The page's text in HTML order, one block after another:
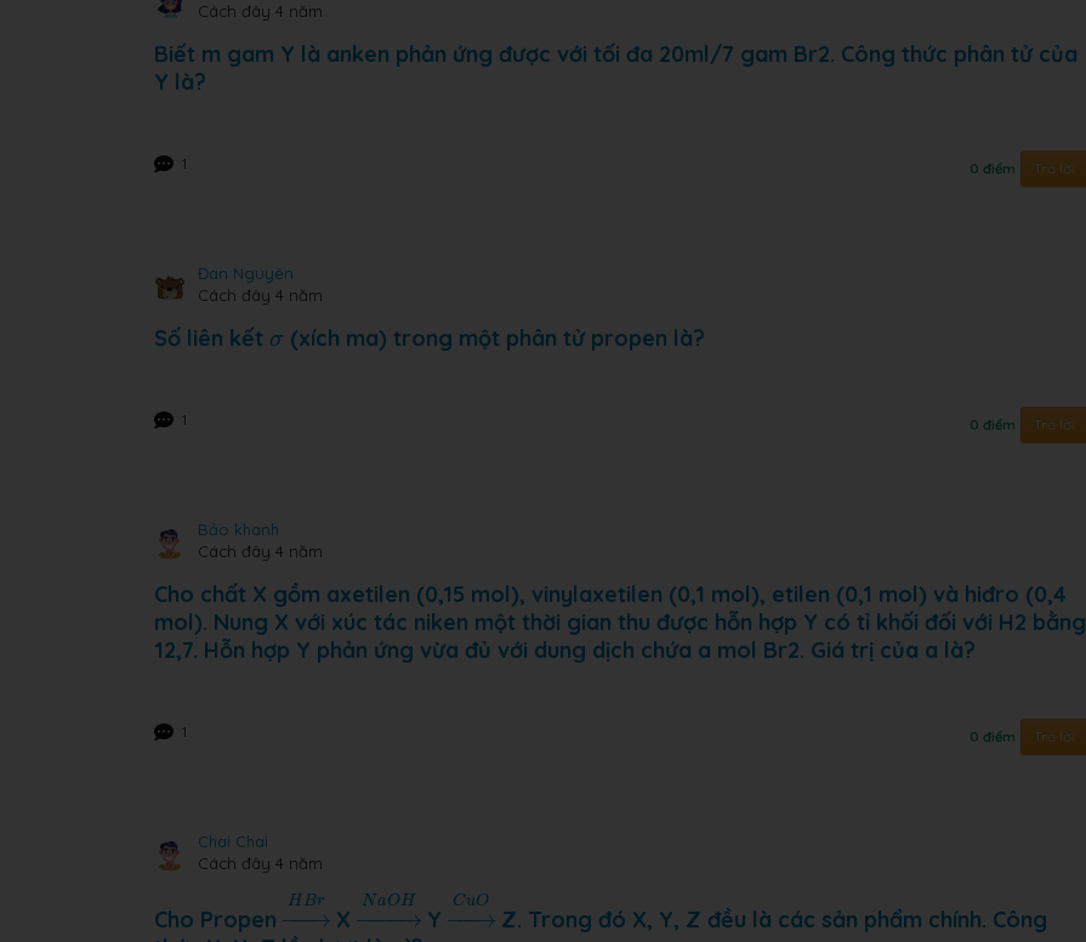
Cách đây 4 năm
Biết m gam Y là anken phản ứng được với tối đa 20ml/7 gam Br2. Công thức phân tử của
Y là?
1 0 điểm Trả lời
Đan Nguyên
Cách đây 4 năm
Số liên kết σ
σ (xích ma) trong một phân tử propen là?
1 0 điểm Trả lời
Bảo khanh
Cách đây 4 năm
Cho chất X gồm axetilen (0,15 mol), vinylaxetilen (0,1 mol), etilen (0,1 mol) và hiđro (0,4
mol). Nung X với xúc tác niken một thời gian thu được hỗn hợp Y có tỉ khối đối với H2 bằng
12,7. Hỗn hợp Y phản ứng vừa đủ với dung dịch chứa a mol Br2. Giá trị của a là?
1 0 điểm Trả lời
Chai Chai
Cách đây 4 năm
Cho Propen
H Br
−
−−→
→H
X
NaOH
−−−−→
→NaO
Y
CuO
−
−−→
→Cu
Z. Trong đó X, Y, Z đều là các sản phẩm chính. Công